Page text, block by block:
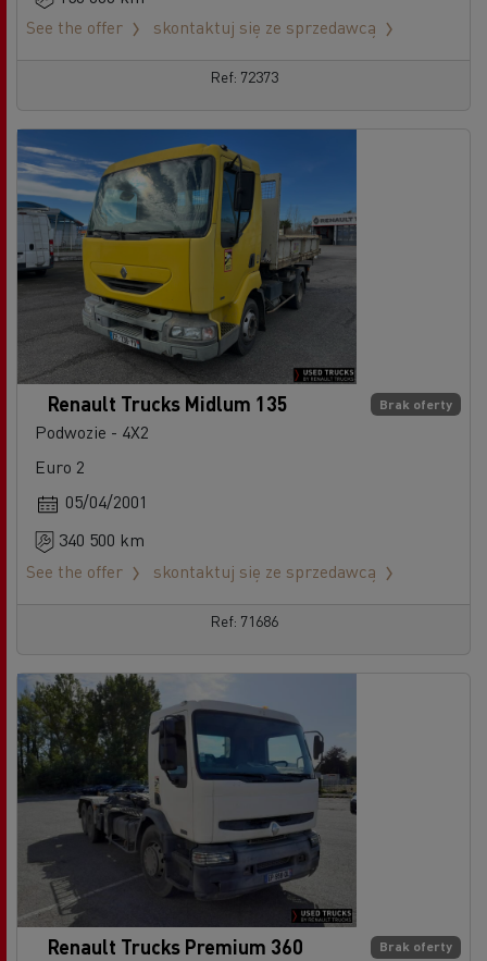
See the offer
skontaktuj się ze sprzedawcą
Ref: 72373
Brak oferty
Renault Trucks Midlum 135
Podwozie - 4X2
Euro 2
05/04/2001
340 500 km
See the offer
skontaktuj się ze sprzedawcą
Ref: 71686
Brak oferty
Renault Trucks Premium 360